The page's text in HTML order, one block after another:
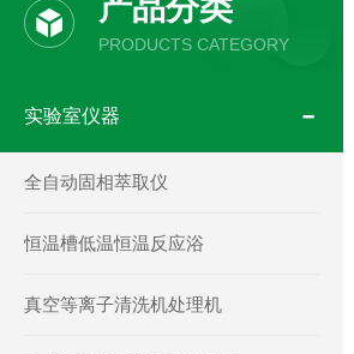
产品分类
PRODUCTS CATEGORY
实验室仪器
全自动固相萃取仪
恒温槽低温恒温反应浴
真空等离子清洗机处理机